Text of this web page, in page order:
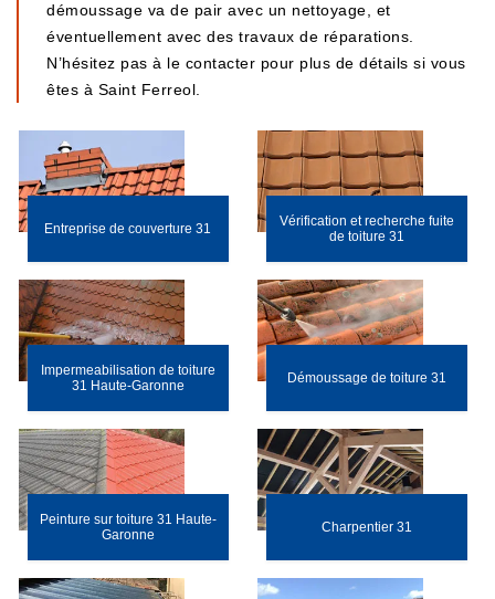
démoussage va de pair avec un nettoyage, et
éventuellement avec des travaux de réparations.
N’hésitez pas à le contacter pour plus de détails si vous
êtes à Saint Ferreol.
Entreprise de couverture 31
Vérification et recherche fuite
de toiture 31
Impermeabilisation de toiture
31 Haute-Garonne
Démoussage de toiture 31
Peinture sur toiture 31 Haute-
Garonne
Charpentier 31